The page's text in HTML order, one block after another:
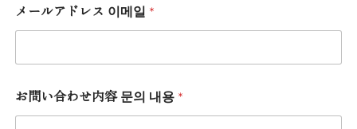
メールアドレス 이메일 *
お問い合わせ内容 문의 내용 *